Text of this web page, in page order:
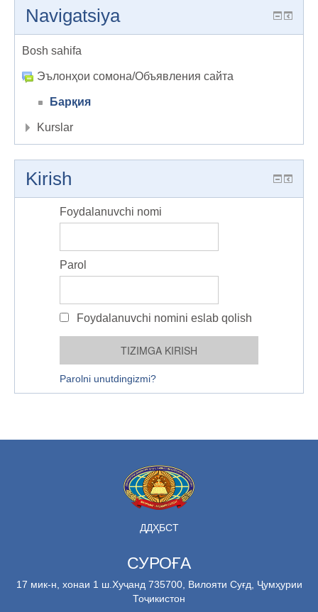
Navigatsiya
Bosh sahifa
Эълонҳои сомона/Объявления сайта
Барқия
Kurslar
Kirish
Foydalanuvchi nomi
Parol
Foydalanuvchi nomini eslab qolish
Parolni unutdingizmi?
ДДҲБСТ
СУРОҒА
17 мик-н, хонаи 1 ш.Хуҷанд 735700, Вилояти Суғд, Ҷумҳурии
Тоҷикистон